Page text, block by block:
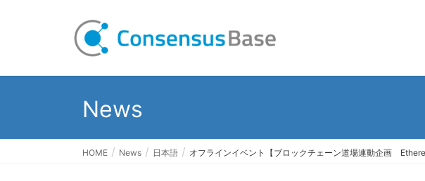
News
HOME News 日本語 オフラインイベント【ブロックチェーン道場連動企画